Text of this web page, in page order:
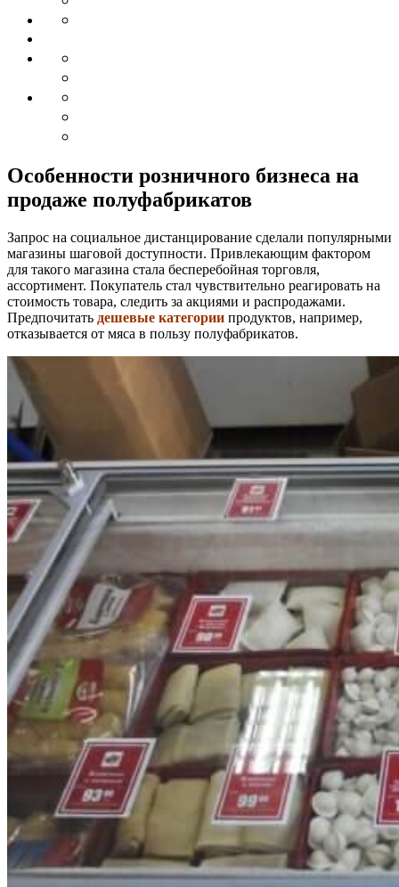
Особенности розничного бизнеса на
продаже полуфабрикатов
Запрос на социальное дистанцирование сделали популярными
магазины шаговой доступности. Привлекающим фактором
для такого магазина стала бесперебойная торговля,
ассортимент. Покупатель стал чувствительно реагировать на
стоимость товара, следить за акциями и распродажами.
Предпочитать дешевые категории продуктов, например,
отказывается от мяса в пользу полуфабрикатов.